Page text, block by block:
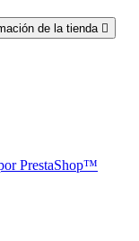
de la tienda 
PrestaShop™